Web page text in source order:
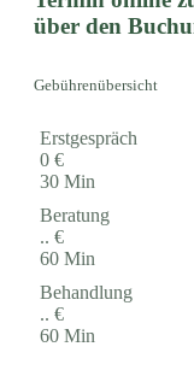
über den
Gebührenübersicht
Erstgespräch
0 €
30 Min
Beratung
.. €
60 Min
Behandlung
.. €
60 Min